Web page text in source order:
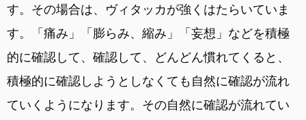
す。その場合は、ヴィタッカが強くはたらいていま
す。「痛み」「膨らみ、縮み」「妄想」などを積極
的に確認して、確認して、どんどん慣れてくると、
積極的に確認しようとしなくても自然に確認が流れ
ていくようになります。その自然に確認が流れてい